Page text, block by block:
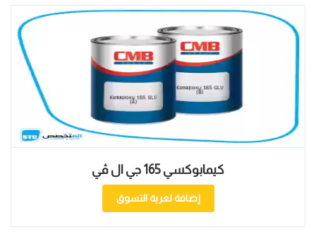
كيمابوكسي 165 جي ال ڤي
إضافة لعربة التسوق